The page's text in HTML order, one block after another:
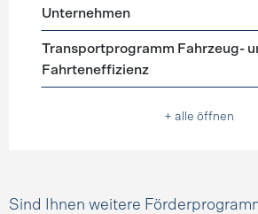
Unternehmen
Transportprogramm Fahrzeug-
Fahrteneffizienz
+ alle öffnen
Sind Ihnen weitere